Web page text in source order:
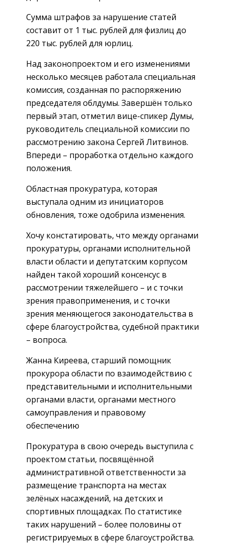
Сумма штрафов за нарушение статей
составит от 1 тыс. рублей для физлиц до
220 тыс. рублей для юрлиц.
Над законопроектом и его изменениями
несколько месяцев работала специальная
комиссия, созданная по распоряжению
председателя облдумы. Завершён только
первый этап, отметил вице-спикер Думы,
руководитель специальной комиссии по
рассмотрению закона Сергей Литвинов.
Впереди – проработка отдельно каждого
положения.
Областная прокуратура, которая
выступала одним из инициаторов
обновления, тоже одобрила изменения.
Хочу констатировать, что между органами
прокуратуры, органами исполнительной
власти области и депутатским корпусом
найден такой хороший консенсус в
рассмотрении тяжелейшего – и с точки
зрения правоприменения, и с точки
зрения меняющегося законодательства в
сфере благоустройства, судебной практики
– вопроса.
Жанна Киреева, старший помощник
прокурора области по взаимодействию с
представительными и исполнительными
органами власти, органами местного
самоуправления и правовому
обеспечению
Прокуратура в свою очередь выступила с
проектом статьи, посвящённой
административной ответственности за
размещение транспорта на местах
зелёных насаждений, на детских и
спортивных площадках. По статистике
таких нарушений – более половины от
регистрируемых в сфере благоустройства.